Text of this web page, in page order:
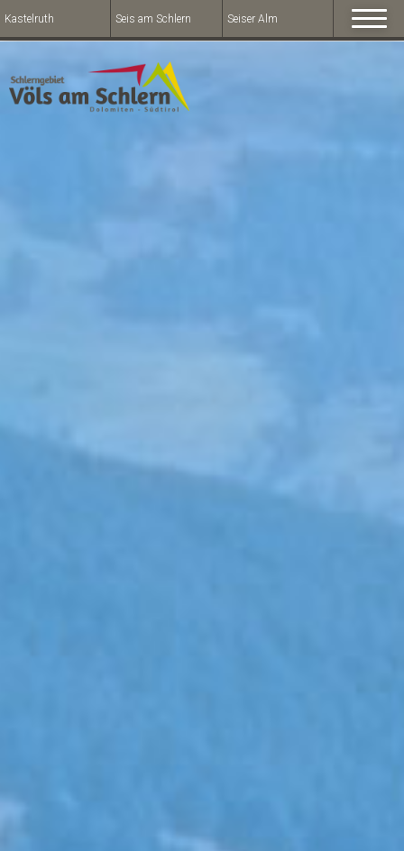
Kastelruth Seis am Schlern Seiser Alm